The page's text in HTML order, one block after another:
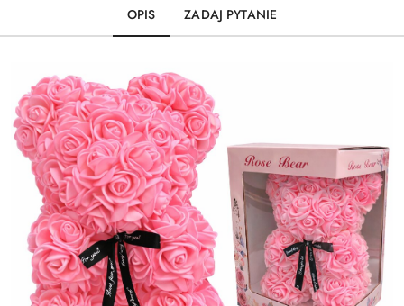
OPIS ZADAJ PYTANIE